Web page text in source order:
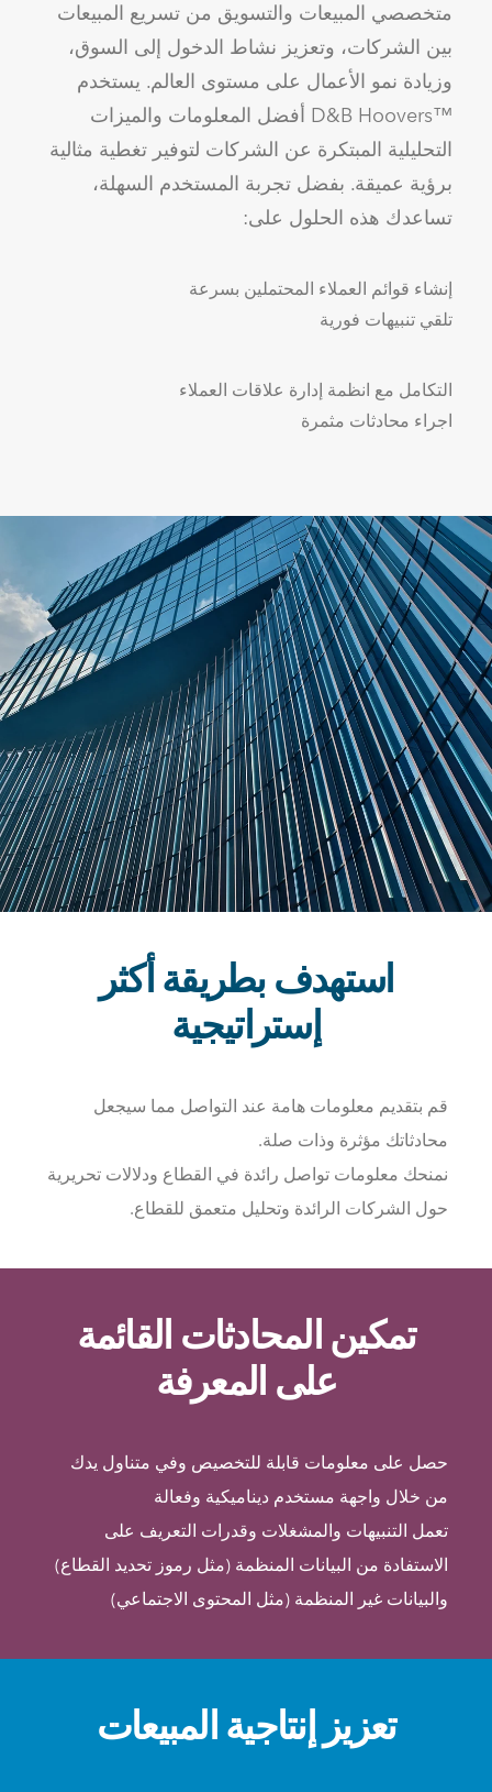
متخصصي المبيعات والتسويق من تسريع المبيعات
بين الشركات، وتعزيز نشاط الدخول إلى السوق،
وزيادة نمو الأعمال على مستوى العالم. يستخدم
™D&B Hoovers أفضل المعلومات والميزات
التحليلية المبتكرة عن الشركات لتوفير تغطية مثالية
برؤية عميقة. بفضل تجربة المستخدم السهلة،
تساعدك هذه الحلول على:
إنشاء قوائم العملاء المحتملين بسرعة
تلقي تنبيهات فورية
التكامل مع انظمة إدارة علاقات العملاء
اجراء محادثات مثمرة
استهدف بطريقة أكثر
إستراتيجية
قم بتقديم معلومات هامة عند التواصل مما سيجعل
محادثاتك مؤثرة وذات صلة.
نمنحك معلومات تواصل رائدة في القطاع ودلالات تحريرية
حول الشركات الرائدة وتحليل متعمق للقطاع.
تمكين المحادثات القائمة
على المعرفة
حصل على معلومات قابلة للتخصيص وفي متناول يدك
من خلال واجهة مستخدم ديناميكية وفعالة
تعمل التنبيهات والمشغلات وقدرات التعريف على
الاستفادة من البيانات المنظمة (مثل رموز تحديد القطاع)
والبيانات غير المنظمة (مثل المحتوى الاجتماعي)
تعزيز إنتاجية المبيعات